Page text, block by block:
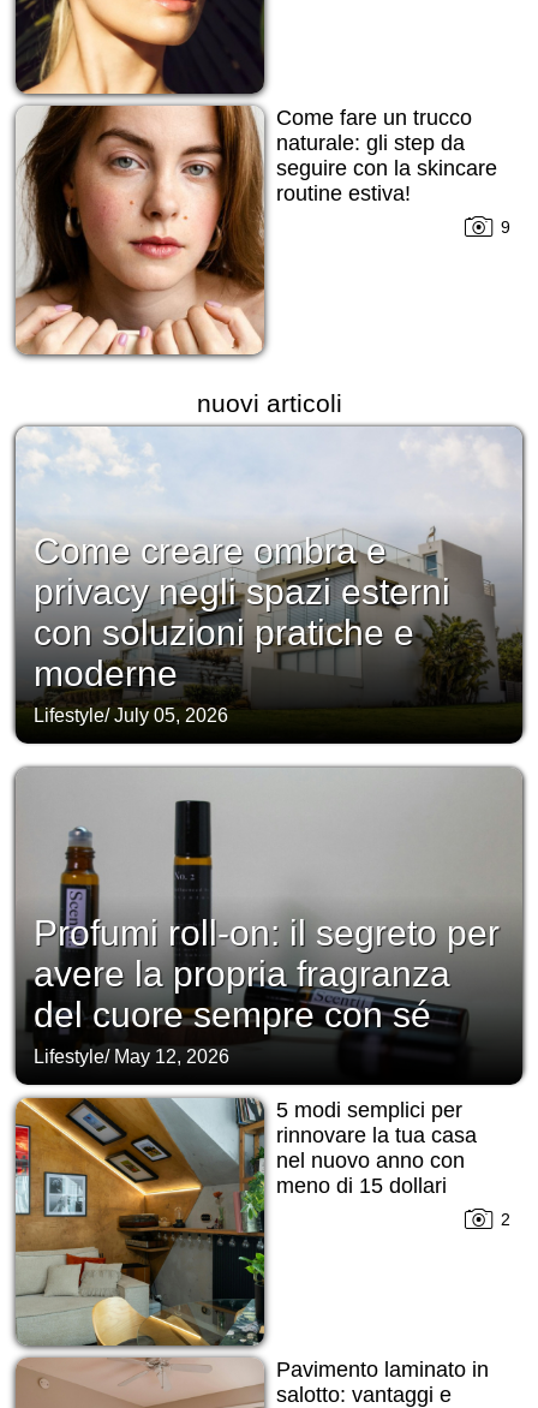
Come fare un trucco
naturale: gli step da
seguire con la skincare
routine estiva!
9
nuovi articoli
Come creare ombra e
privacy negli spazi esterni
con soluzioni pratiche e
moderne
Lifestyle/July 05, 2026
Profumi roll-on: il segreto per
avere la propria fragranza
del cuore sempre con sé
Lifestyle/ May 12, 2026
5 modi semplici per
rinnovare la tua casa
nel nuovo anno con
meno di 15 dollari
2
Pavimento laminato in
salotto: vantaggi e